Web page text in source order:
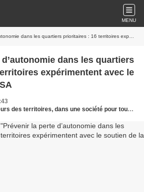
MENU
les quartiers prioritaires : 16 territoires expérimentent avec le soutien de la CNSA
dans les quartiers
expérimentent avec le
territoires, dans une société pour tous les âges